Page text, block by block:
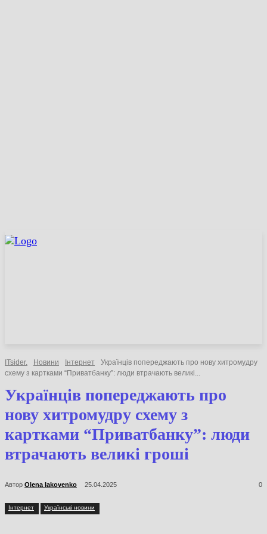
ITsider. Новини Інтернет
Українців попереджають про нову
хитромудру схему з картками “Приватбанку”: люди втрачають великі...
Українців попереджають про
нову хитромудру схему з
картками “Приватбанку”:
люди втрачають великі гроші
Автор Olena Iakovenko 25.04.2025 0
Інтернет Українські новини